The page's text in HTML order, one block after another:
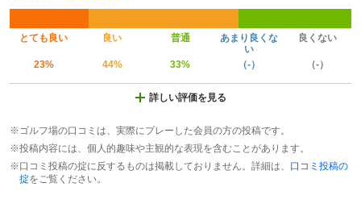
とても良い 良い 普通
あまり良くな
い
良くない
23% 44% 33% （-） （-）
詳しい評価を見る
※ゴルフ場の口コミは、実際にプレーした会員の方の投稿です。
※投稿内容には、個人的趣味や主観的な表現を含むことがあります。
※口コミ投稿の掟に反するものは掲載しておりません。詳細は、 口コミ投稿の
掟をご覧ください。